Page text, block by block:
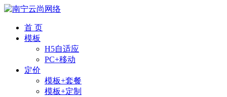
首 页
模板
H5自适应
PC+移动
定价
模板+套餐
模板+定制